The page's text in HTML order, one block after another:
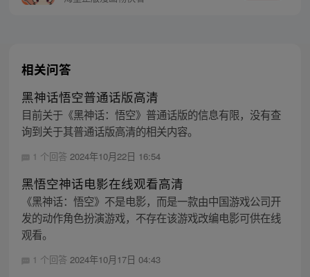
相关问答
黑神话悟空普通话版高清
目前关于《黑神话：悟空》普通话版的信息有限，没有查
询到关于其普通话版高清的相关内容。
1 个回答 2024年10月22日 16:54
黑悟空神话电影在线观看高清
《黑神话：悟空》不是电影，而是一款由中国游戏公司开
发的动作角色扮演游戏，不存在该游戏改编电影可供在线
观看。
1 个回答 2024年10月17日 04:43